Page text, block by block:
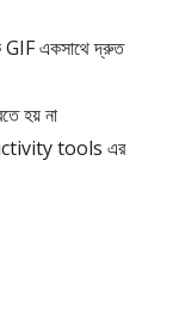
একসাথে দ্রুত
হয় না
tools এর